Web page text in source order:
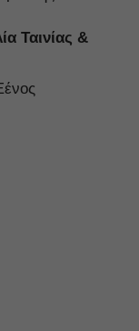
Ταινίας &